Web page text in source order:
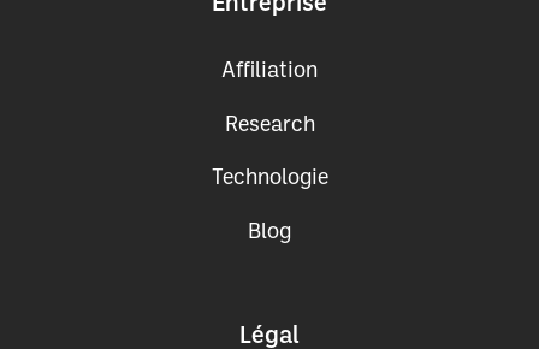
Entreprise
Affiliation
Research
Technologie
Blog
Légal